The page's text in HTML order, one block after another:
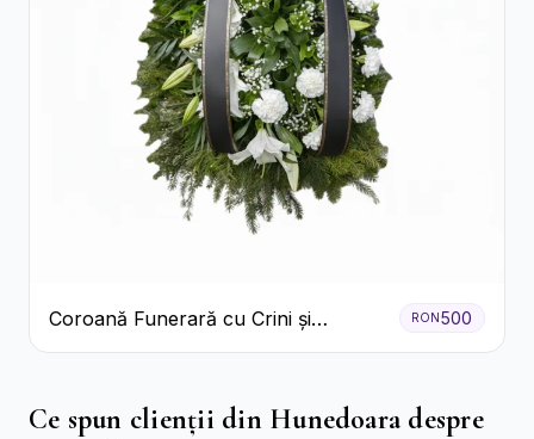
Coroană Funerară cu Crini și
Garoafe Albe
RON 500
Ce spun clienții din Hunedoara despre